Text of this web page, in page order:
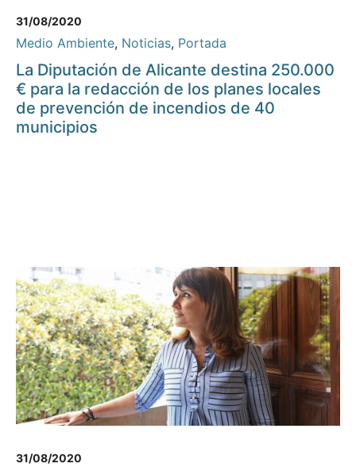
31/08/2020
Medio Ambiente, Noticias, Portada
La Diputación de Alicante destina 250.000
€ para la redacción de los planes locales
de prevención de incendios de 40
municipios
31/08/2020